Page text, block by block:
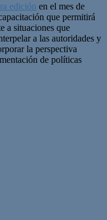
edición en el mes de
que permitirá
a situaciones que
a las autoridades y
la perspectiva
de políticas